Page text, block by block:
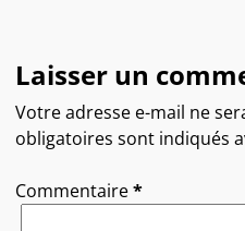
Laisser un
Votre adresse e-mail ne
obligatoires sont indiqués
Commentaire*